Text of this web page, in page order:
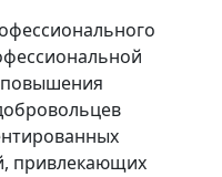
повышения
привлекающих